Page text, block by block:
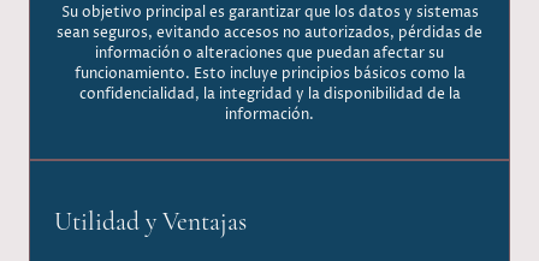
Su objetivo principal es garantizar que los datos y sistemas
sean seguros, evitando accesos no autorizados, pérdidas de
información o alteraciones que puedan afectar su
funcionamiento. Esto incluye principios básicos como la
confidencialidad, la integridad y la disponibilidad de la
información.
Utilidad y Ventajas